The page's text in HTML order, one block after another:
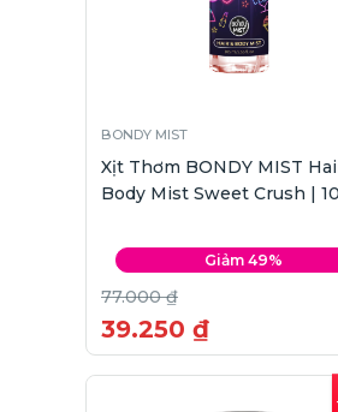
BONDY MIST
Xịt Thơm BONDY MIST
Body Mist Sweet Crush |
Giảm 49%
77.000 ₫
39.250 ₫